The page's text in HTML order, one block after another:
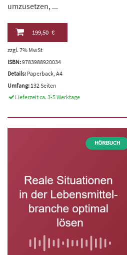
umzusetzen, ...
199,50 €
zzgl. 7% MwSt
ISBN:9783988920034
Details: Paperback, A4
Umfang: 132 Seiten
Lieferzeit ca. 3-5 Werktage